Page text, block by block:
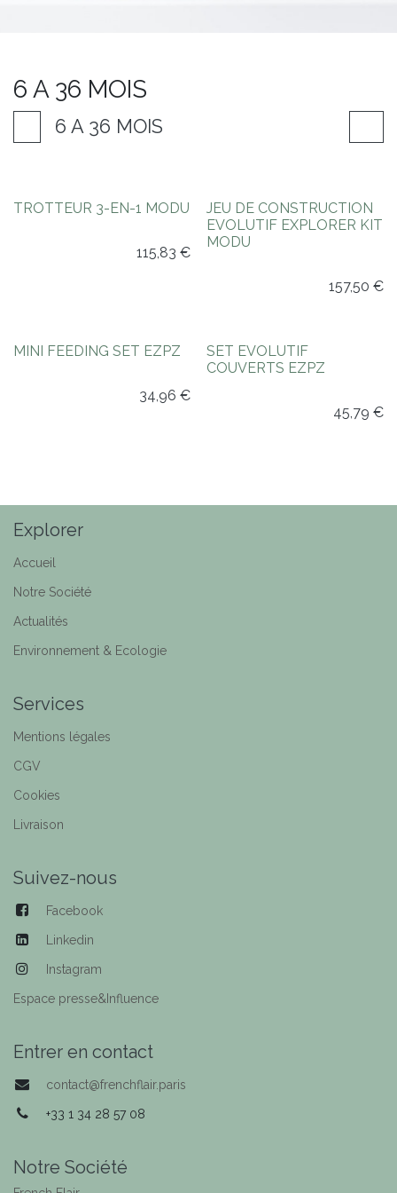
6 A 36 MOIS
6 A 36 MOIS
TROTTEUR 3-EN-1 MODU
115,83 €
JEU DE CONSTRUCTION
EVOLUTIF EXPLORER KIT
MODU
157,50 €
MINI FEEDING SET EZPZ
34,96 €
SET EVOLUTIF
COUVERTS EZPZ
45,79 €
Explorer
Accueil
Notre Société
Actualités
Environnement & Ecologie
Services
Mentions légales
CGV
Cookies
Livraison
Suivez-nous
Facebook
Linkedin
Instagram
Espace presse&Influence
Entrer en contact
contact@frenchflair.paris
+33 1 34 28 57 08
Notre Société